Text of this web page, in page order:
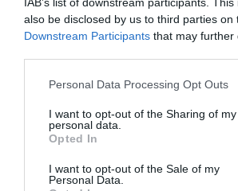
also be disclosed by us to third parties on
Downstream Participants that may further
Please note that this website/app uses
not limited to your visit or usage
grant or deny consent to Google and its
use your data for below specified
consent section.
Personal Data Processing Opt Outs
I want to opt-out of the Sharing of my
personal data.
Opted In
I want to opt-out of the Sale of my
Personal Data.
160 lóerős lesz a konnektoros